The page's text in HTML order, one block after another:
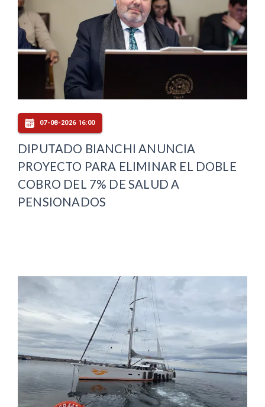
07-08-2026 16:00
DIPUTADO BIANCHI ANUNCIA
PROYECTO PARA ELIMINAR EL DOBLE
COBRO DEL 7% DE SALUD A
PENSIONADOS